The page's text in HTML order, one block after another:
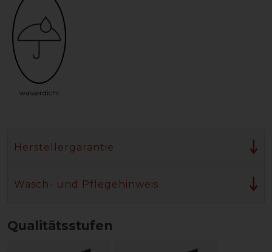
wasserdicht
Herstellergarantie
Wasch- und Pflegehinweis
Qualitätsstufen